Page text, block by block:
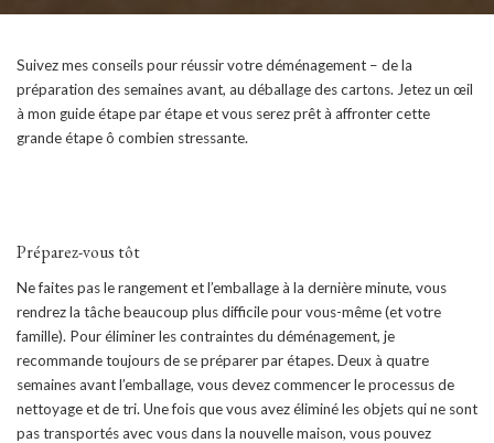
Suivez mes conseils pour réussir votre déménagement – de la
préparation des semaines avant, au déballage des cartons. Jetez un œil
à mon guide étape par étape et vous serez prêt à affronter cette
grande étape ô combien stressante.
Préparez-vous tôt
Ne faites pas le rangement et l’emballage à la dernière minute, vous
rendrez la tâche beaucoup plus difficile pour vous-même (et votre
famille). Pour éliminer les contraintes du déménagement, je
recommande toujours de se préparer par étapes. Deux à quatre
semaines avant l’emballage, vous devez commencer le processus de
nettoyage et de tri. Une fois que vous avez éliminé les objets qui ne sont
pas transportés avec vous dans la nouvelle maison, vous pouvez